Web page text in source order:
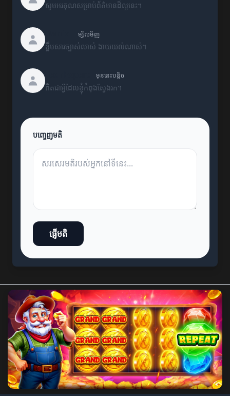
សូមអរគុណសម្រាប់ព័ត៌មានដ៏ល្អនេះ។
ម្សិលមិញ
ខ្លឹមសារច្បាស់លាស់ ងាយយល់ណាស់។
មុននេះបន្តិច
ពិតជាអ្វីដែលខ្ញុំកំពុងស្វែងរក។
បញ្ចេញមតិ
ផ្ញើមតិ